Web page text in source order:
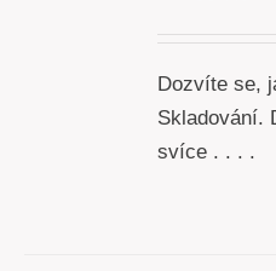
Dozvíte se,
Skladování.
svíce . . . .